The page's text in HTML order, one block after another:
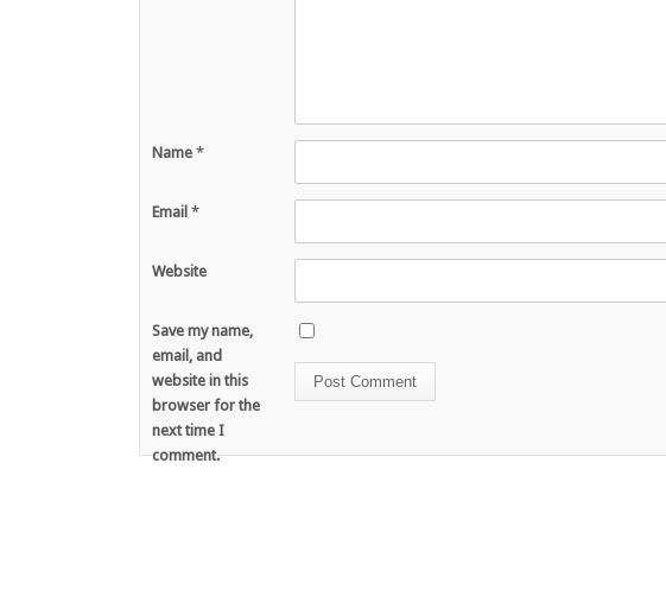
Name *
Email *
Website
Save my name,
email, and
website in this
browser for the
next time I
comment.